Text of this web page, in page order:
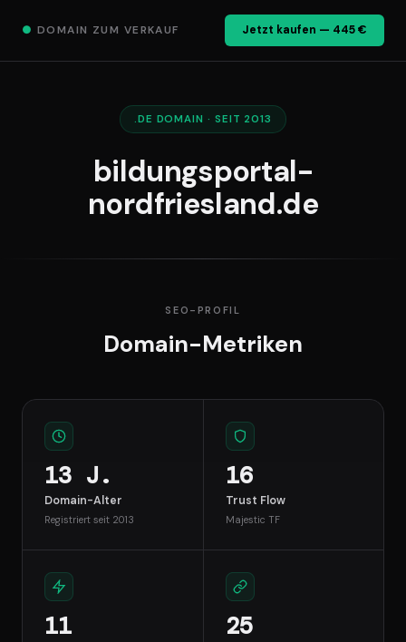
● DOMAIN ZUM VERKAUF Jetzt kaufen — 445 €
.DE DOMAIN · SEIT 2013
bildungsportal-
nordfriesland.de
SEO-PROFIL
Domain-Metriken
13 J.
Domain-Alter
Registriert seit 2013
16
Trust Flow
Majestic TF
11 25